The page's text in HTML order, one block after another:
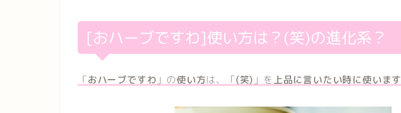
[おハーブですわ]使い方は？(笑)の進化系？
「おハーブですわ 」の使い方は、「(笑) 」を上品に言いたい時に使います